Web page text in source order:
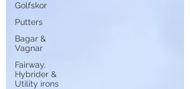
Golfskor
Putters
Bagar &
Vagnar
Fairway,
Hybrider &
Utility irons